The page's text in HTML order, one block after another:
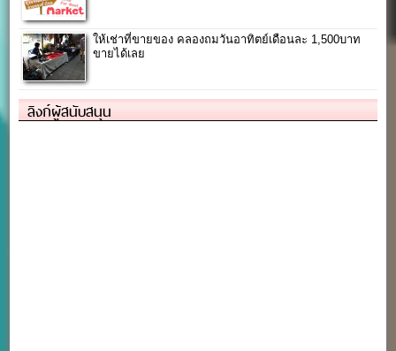
ให้เช่าที่ขายของ คลองถมวันอาทิตย์เดือนละ 1,500บาท
ขายได้เลย
ลิงก์ผู้สนับสนุน